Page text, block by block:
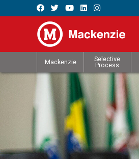
Mackenzie
Selective
Process